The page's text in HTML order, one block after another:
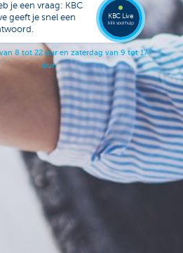
je een vraag: KBC
geeft je snel een
van 8 tot 22 uur en zaterdag van 9 tot 17
uur.
KBC Live
klik voor hulp
078
152
153